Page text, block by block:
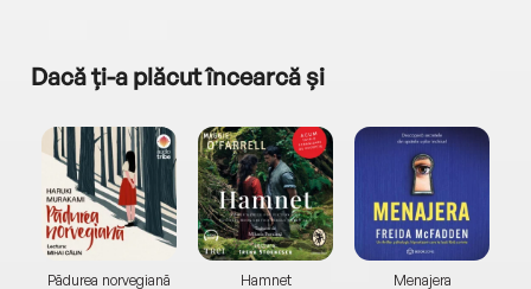
Dacă ți-a plăcut încearcă și
Pădurea norvegiană Hamnet Menajera